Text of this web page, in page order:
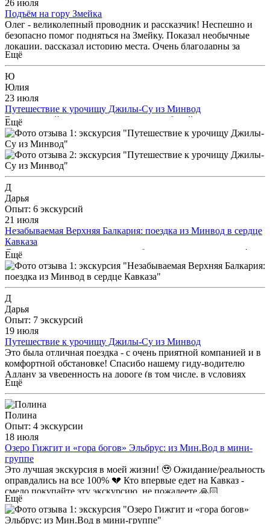
26 июля
Подъём на гору Змейка
Олег - великолепный проводник и рассказчик! Неспешно и
безопасно помог подняться на Змейку. Показал необычные
локации, рассказал историю места. Очень благодарны за
радушие, позитив и безопасность!!! С Олегом готовы и на
другие маршруты!!!! Спасибо!!!
Ещё
Ю
Юлия
23 июля
Путешествие к урочищу Джилы-Су из Минвод
Впечатлений хватит на весь отпуск, выбирайте экскурсию на
Джилы-Су, не пожалеете!!!
Ещё
Д
Дарья
Опыт: 6 экскурсий
21 июля
Незабываемая Верхняя Балкария: поездка из Минвод в сердце
Кавказа
Я посетила эту экскурсию и это было просто потрясающе!
Меня поразил профессионализм гида Владислава он смог
увлекательно рассказать основные моменты экскурсии делая
акцент на самых интересных фактах. Благодаря его
энтузиазму, экскурсия превратилась в настоящее путешествие
во времени и пространстве. Так же хочу отметить
отзывчивость гида, я забыла портативное устройство в
машине, на следующий день мне он привёз прям в отель, где я
находилась. Спасибо огромное. Я в восторге и под
впечатлением! Рекомендую!
Ещё
Д
Дарья
Опыт: 7 экскурсий
19 июля
Путешествие к урочищу Джилы-Су из Минвод
Это была отличная поездка - с очень приятной компанией и в
комфортной обстановке! Спасибо нашему гиду-водителю
Адлану за уверенность на дороге (в том числе, в условиях
града) и юмор! Джилы-Су и дорога туда - поитсине
прекрасны!
Ещё
Полина
Опыт: 4 экскурсии
18 июля
Озеро Гижгит и «гора богов» Эльбрус: из Мин.Вод в мини-
группе
Это лучшая экскурсия в моей жизни! 🥹 Ожидание/реальность
оправдались на все 100% 💔 Кто впервые едет на Кавказ -
смело покупайте эту экскурсию, не пожалеете 🙏🏻
Ещё